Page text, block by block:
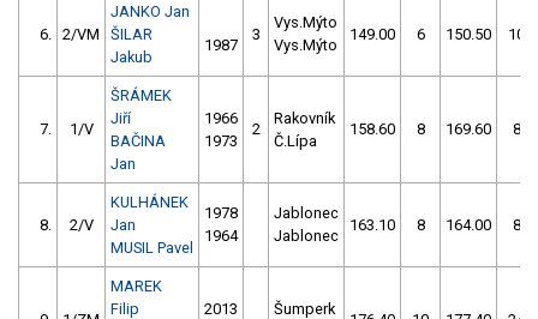
6. 2/VM
JANKO Jan
ŠILAR
Jakub
1987
3
Vys.Mýto
Vys.Mýto
149.00 6 150.50 10
7. 1/V
ŠRÁMEK
Jiří
BAČINA
Jan
1966
1973
2
Rakovník
Č.Lípa
158.60 8 169.60 8
8. 2/V
KULHÁNEK
Jan
MUSIL Pavel
1978
1964
Jablonec
Jablonec
163.10 8 164.00 8
MAREK
Filip
2013 Šumperk